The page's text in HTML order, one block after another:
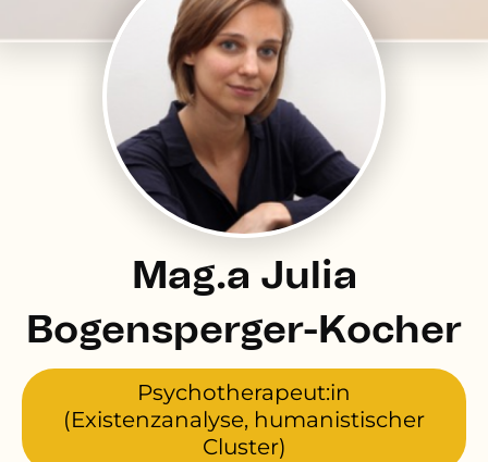
Mag.a Julia
Bogensperger-Kocher
Psychotherapeut:in
(Existenzanalyse, humanistischer
Cluster)